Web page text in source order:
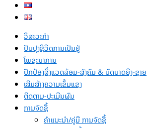
ວິສະວະກຳ
ປັບປຸງຊີວິດການເປັນຢູ່
ໂພຊະນາການ
ປົກປ້ອງສິ່ງແວດລ້ອມ-ສັງຄົມ & ບົດບາດຍິງ-ຊາຍ
ເສີມສ້າງຄວາມເຂັ້ມແຂງ
ຕິດຕາມ-ປະເມີນຜົນ
ການຈັດຊື້
ຄຳແນະນຳ/ຄູ່ມື ການຈັດຊື້